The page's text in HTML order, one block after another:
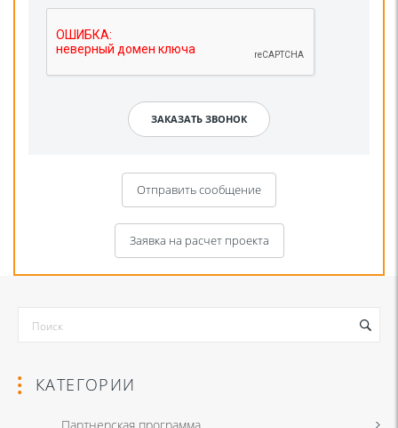
Отправить сообщение
Заявка на расчет проекта
КАТЕГОРИИ